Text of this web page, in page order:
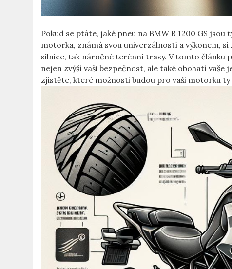
Pokud se ptáte, jaké pneu na BMW R 1200 GS
motorka, známá svou univerzálností a výkonem,
silnice, tak náročné terénní trasy. V tomto článku
nejen zvýší vaši bezpečnost, ale také obohatí vaše
zjistěte, které možnosti budou pro vaši motorku ty